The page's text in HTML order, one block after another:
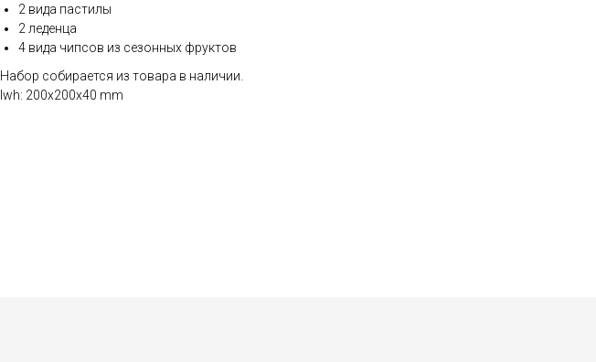
2 вида пастилы
2 леденца
4 вида чипсов из сезонных фруктов
Набор собирается из товара в наличии.
lwh: 200x200x40 mm